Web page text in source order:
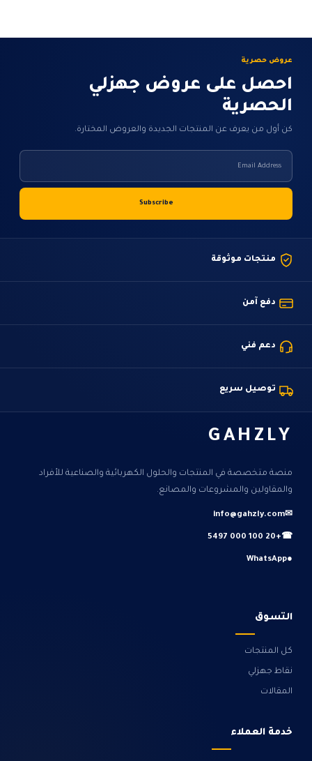
عروض حصرية
احصل على عروض جهزلي
الحصرية
كن أول من يعرف عن المنتجات الجديدة والعروض المختارة.
منتجات موثوقة
دفع آمن
دعم فني
توصيل سريع
GAHZLY
منصة متخصصة في المنتجات والحلول الكهربائية والصناعية للأفراد
والمقاولين والمشروعات والمصانع.
✉
info@gahzly.com
☎
+20 100 000 5497
●
WhatsApp
التسوق
كل المنتجات
نقاط جهزلي
المقالات
خدمة العملاء